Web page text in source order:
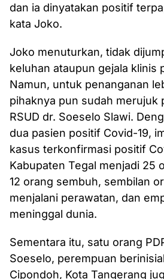
dan ia dinyatakan positif
kata Joko.
Joko menuturkan, tidak
keluhan ataupun gejala klinis
Namun, untuk penanganan
pihaknya pun sudah merujuk
RSUD dr. Soeselo Slawi.
dua pasien positif Covid-19,
kasus terkonfirmasi positif
Kabupaten Tegal menjadi 25
12 orang sembuh, sembilan
menjalani perawatan, dan
meninggal dunia.
Sementara itu, satu orang
Soeselo, perempuan
Cipondoh, Kota Tangerang